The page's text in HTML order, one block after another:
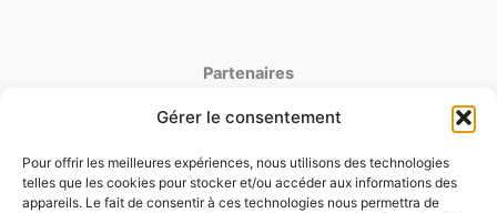
Gérer le consentement
Pour offrir les meilleures expériences, nous utilisons des technologies
telles que les cookies pour stocker et/ou accéder aux informations des
appareils. Le fait de consentir à ces technologies nous permettra de
Partenaires
latoiturepro.fr
couverture-jdujardin.fr